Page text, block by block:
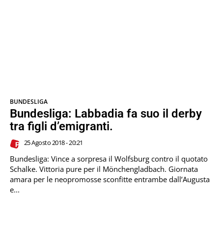
BUNDESLIGA
Bundesliga: Labbadia fa suo il derby
tra figli d’emigranti.
25 Agosto 2018 - 20:21
Bundesliga: Vince a sorpresa il Wolfsburg contro il quotato
Schalke. Vittoria pure per il Mönchengladbach. Giornata
amara per le neopromosse sconfitte entrambe dall’Augusta
e...